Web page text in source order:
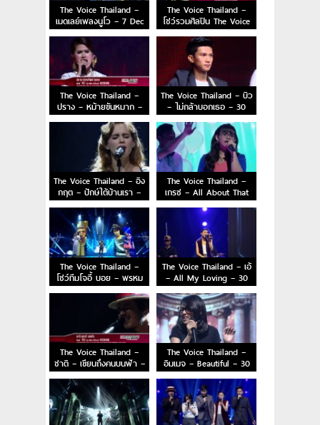
The Voice Thailand –
เมดเลย์เพลงนูโว – 7 Dec
2014
The Voice Thailand –
โชว์รวมศิลปิน The Voice
– 7 Dec 2014
The Voice Thailand –
ปราง – หม้ายขันหมาก –
30 Nov 2014
The Voice Thailand – บิว
– ไม่กล้าบอกเธอ – 30
Nov 2014
The Voice Thailand – อิง
กฤต – ปักษ์ใต้บ้านเรา –
30 Nov 2014
The Voice Thailand –
เกรซ – All About That
Bass – 30 Nov 2014
The Voice Thailand –
โชว์ทีมโจอี้ บอย – พรหม
ลิขิต – 30 Nov 2014
The Voice Thailand – เอ้
– All My Loving – 30
Nov 2014
The Voice Thailand –
ชาติ – เขียนถึงคนบนฟ้า –
30 Nov 2014
The Voice Thailand –
อิมเมจ – Beautiful – 30
Nov 2014